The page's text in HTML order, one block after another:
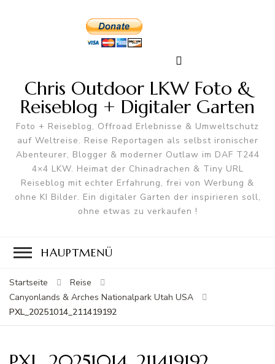
Chris Outdoor LKW Foto &
Reiseblog + Digitaler Garten
Foto + Reiseblog, Offroad Erlebnisse & Umweltschutz
auf Weltreise. Reise Reportagen als selbst ironischer
Abenteurer, Blogger & moderner Outlaw im DAF T244
4×4 LKW. Heimat der Chinadrachen & Tiny URL
Reiseblog mit echter Erfahrung, frei von Werbung &
ohne KI Bilder. Ein digitaler Garten der inspirieren soll,
ohne etwas zu verkaufen !
HAUPTMENÜ
Startseite
Reise
Canyonlands & Arches Nationalpark Utah USA
PXL_20251014_211419192